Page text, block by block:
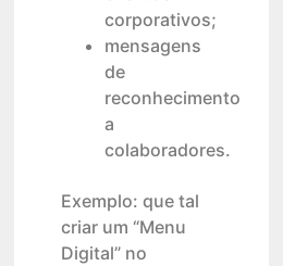
corporativos;
mensagens
de
reconhecimento
a
colaboradores.
Exemplo: que tal
criar um “Menu
Digital” no